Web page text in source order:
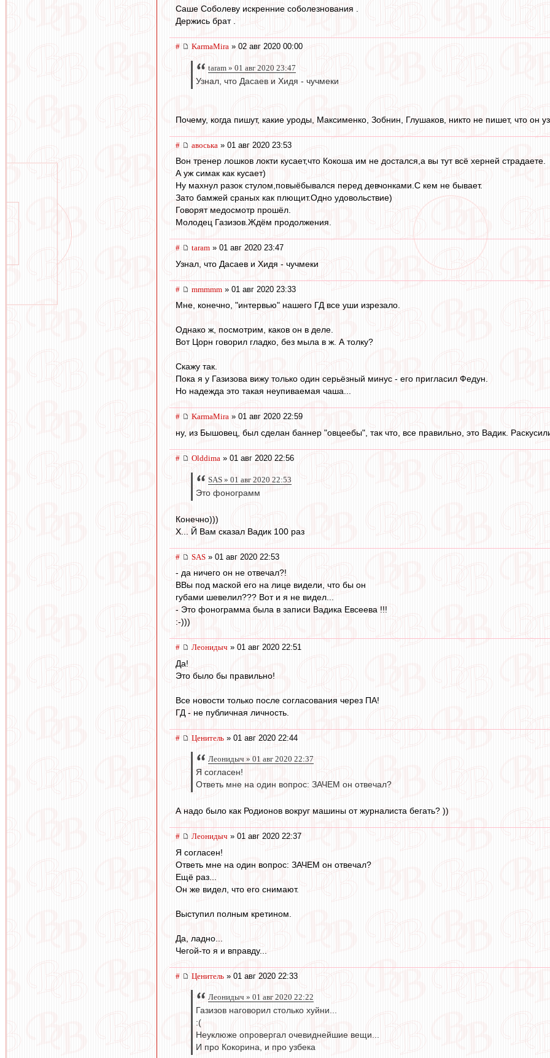
Саше Соболеву искренние соболезнования .
Держись брат .
# KarmaMira » 02 авг 2020 00:00
taram » 01 авг 2020 23:47
Узнал, что Дасаев и Хидя - чучмеки
Почему, когда пишут, какие уроды, Максименко, Зобнин, Глушаков, никто не пишет, что он
# авоська » 01 авг 2020 23:53
Вон тренер лошков локти кусает,что Кокоша им не достался,а вы тут всё херней страдаете.
А уж симак как кусает)
Ну махнул разок стулом,повыёбывался перед девчонками.С кем не бывает.
Зато бамжей сраных как плющит.Одно удовольствие)
Говорят медосмотр прошёл.
Молодец Газизов.Ждём продолжения.
# taram » 01 авг 2020 23:47
Узнал, что Дасаев и Хидя - чучмеки
# mmmmm » 01 авг 2020 23:33
Мне, конечно, "интервью" нашего ГД все уши изрезало.
Однако ж, посмотрим, каков он в деле.
Вот Цорн говорил гладко, без мыла в ж. А толку?
Скажу так.
Пока я у Газизова вижу только один серьёзный минус - его пригласил Федун.
Но надежда это такая неупиваемая чаша...
# KarmaMira » 01 авг 2020 22:59
ну, из Бышовец, был сделан баннер "овцеебы", так что, все правильно, это Вадик.
# Olddima » 01 авг 2020 22:56
SAS » 01 авг 2020 22:53
Это фонограмм
Конечно)))
Х... Й Вам сказал Вадик 100 раз
# SAS » 01 авг 2020 22:53
- да ничего он не отвечал?!
ВВы под маской его на лице видели, что бы он
губами шевелил??? Вот и я не видел...
- Это фонограмма была в записи Вадика Евсеева !!!
:-)))
# Леонидыч » 01 авг 2020 22:51
Да!
Это было бы правильно!
Все новости только после согласования через ПА!
ГД - не публичная личность.
# Ценитель » 01 авг 2020 22:44
Леонидыч » 01 авг 2020 22:37
Я согласен!
Ответь мне на один вопрос: ЗАЧЕМ он отвечал?
А надо было как Родионов вокруг машины от журналиста бегать? ))
# Леонидыч » 01 авг 2020 22:37
Я согласен!
Ответь мне на один вопрос: ЗАЧЕМ он отвечал?
Ещё раз...
Он же видел, что его снимают.
Выступил полным кретином.
Да, ладно...
Чегой-то я и вправду...
# Ценитель » 01 авг 2020 22:33
Леонидыч » 01 авг 2020 22:22
Газизов наговорил столько хуйни...
:(
Неуклюже опровергал очевиднейшие вещи...
И про Кокорина, и про узбека